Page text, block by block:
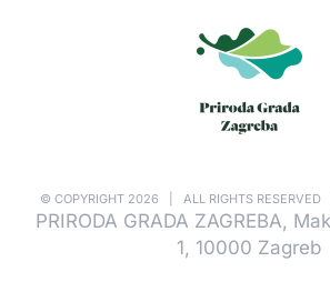
© COPYRIGHT 2026 | ALL RIGHTS
PRIRODA GRADA ZAGREBA,
1, 10000 Zagreb